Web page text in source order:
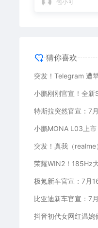
包小可
猜你喜欢
突发！Telegram 遭
小鹏刚刚官宣！全新
特斯拉突然官宣：7
小鹏MONA L03上
突发！真我（
荣耀WIN2！185Hz
极氪新车官宣：7月
比亚迪新车官宣：7
抖音初代女网红温婉